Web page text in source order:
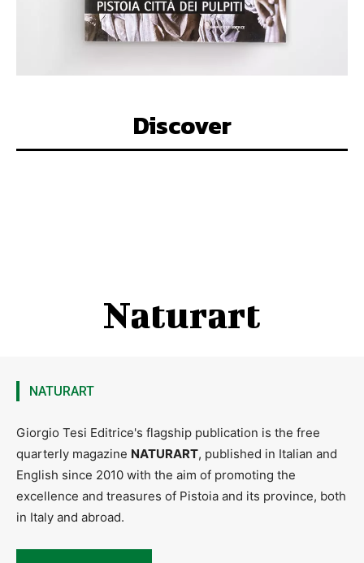
Discover
Naturart
NATURART
Giorgio Tesi Editrice's flagship publication is the free
quarterly magazine NATURART, published in Italian and
English since 2010 with the aim of promoting the
excellence and treasures of Pistoia and its province, both
in Italy and abroad.